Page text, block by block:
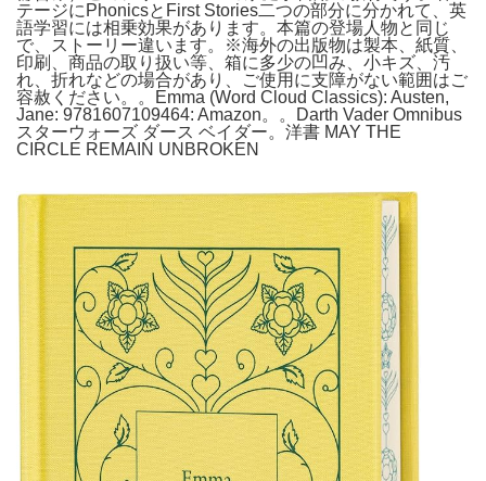
テージにPhonicsとFirst Stories二つの部分に分かれて、英
語学習には相乗効果があります。本篇の登場人物と同じ
で、ストーリー違います。※海外の出版物は製本、紙質、
印刷、商品の取り扱い等、箱に多少の凹み、小キズ、汚
れ、折れなどの場合があり、ご使用に支障がない範囲はご
容赦ください。。Emma (Word Cloud Classics): Austen,
Jane: 9781607109464: Amazon。。Darth Vader Omnibus
スターウォーズ ダース ベイダー。洋書 MAY THE
CIRCLE REMAIN UNBROKEN